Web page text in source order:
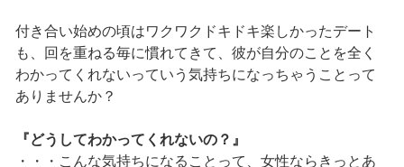
付き合い始めの頃はワクワクドキドキ楽しかったデート
も、回を重ねる毎に慣れてきて、彼が自分のことを全く
わかってくれないっていう気持ちになっちゃうことって
ありませんか？
『どうしてわかってくれないの？』
・・・こんな気持ちになることって、女性ならきっとあ